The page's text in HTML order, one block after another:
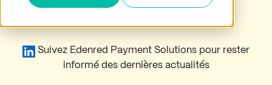
Suivez Edenred Payment Solutions pour rester
informé des dernières actualités